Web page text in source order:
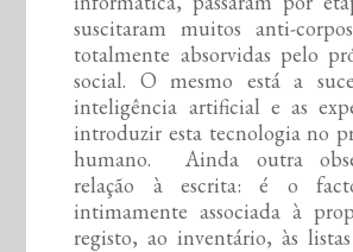
suscitaram muitos anti-
totalmente absorvidas pelo
social. O mesmo está a
inteligência artificial e as
introduzir esta tecnologia no
humano. Ainda outra
relação à escrita: é o
intimamente associada à
registo, ao inventário, às listas